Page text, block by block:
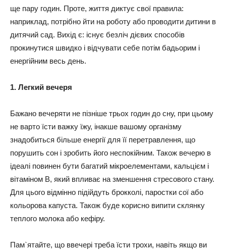
ще пару годин. Проте, життя диктує свої правила:
наприклад, потрібно йти на роботу або проводити дитини в
дитячий сад. Вихід є: існує безліч дієвих способів
прокинутися швидко і відчувати себе потім бадьорим і
енергійним весь день.
1. Легкий вечеря
Бажано вечеряти не пізніше трьох годин до сну, при цьому
не варто їсти важку їжу, інакше вашому організму
знадобиться більше енергії для її перетравлення, що
порушить сон і зробить його неспокійним. Також вечерю в
ідеалі повинен бути багатий мікроелементами, кальцієм і
вітаміном В, який впливає на зменшення стресового стану.
Для цього відмінно підійдуть брокколі, паростки сої або
кольорова капуста. Також буде корисно випити склянку
теплого молока або кефіру.
Пам`ятайте, що ввечері треба їсти трохи, навіть якщо ви